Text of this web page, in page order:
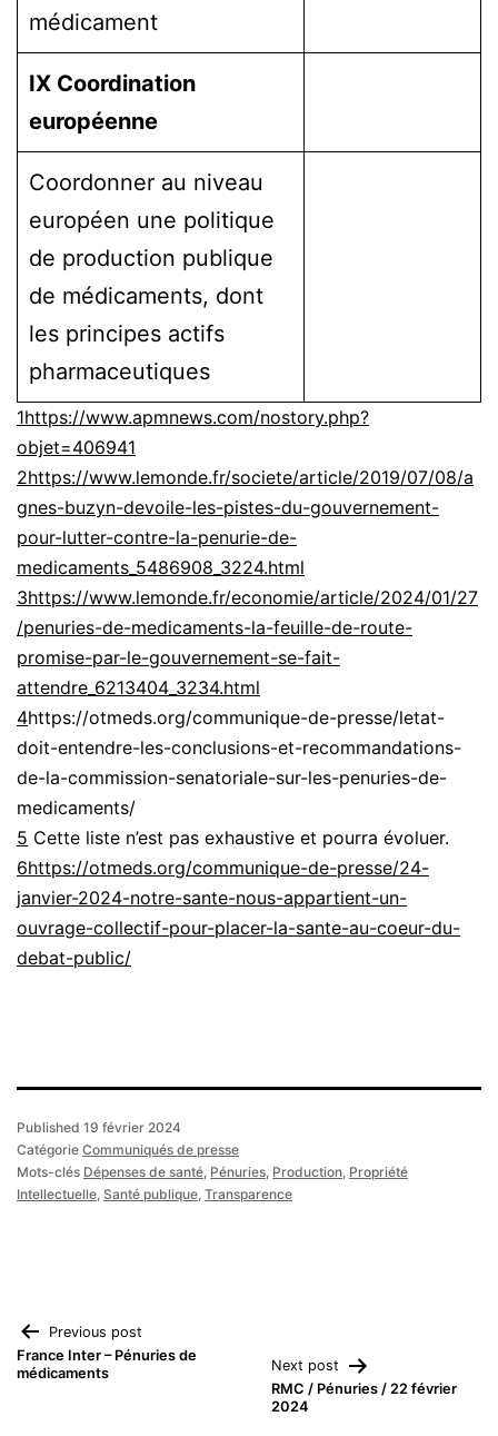
médicament
IX Coordination
européenne
Coordonner au niveau
européen une politique
de production publique
de médicaments, dont
les principes actifs
pharmaceutiques
1https://www.apmnews.com/nostory.php?
objet=406941
2https://www.lemonde.fr/societe/article/2019/07/08/a
gnes-buzyn-devoile-les-pistes-du-gouvernement-
pour-lutter-contre-la-penurie-de-
medicaments_5486908_3224.html
3https://www.lemonde.fr/economie/article/2024/01/27
/penuries-de-medicaments-la-feuille-de-route-
promise-par-le-gouvernement-se-fait-
attendre_6213404_3234.html
4https://otmeds.org/communique-de-presse/letat-
doit-entendre-les-conclusions-et-recommandations-
de-la-commission-senatoriale-sur-les-penuries-de-
medicaments/
5 Cette liste n’est pas exhaustive et pourra évoluer.
6https://otmeds.org/communique-de-presse/24-
janvier-2024-notre-sante-nous-appartient-un-
ouvrage-collectif-pour-placer-la-sante-au-coeur-du-
debat-public/
Published 19 février 2024
Catégorie Communiqués de presse
Mots-clés Dépenses de santé, Pénuries, Production, Propriété
Intellectuelle, Santé publique, Transparence
Navigation
de
Previous post
France Inter – Pénuries de
médicaments
Next post
RMC / Pénuries / 22 février
2024